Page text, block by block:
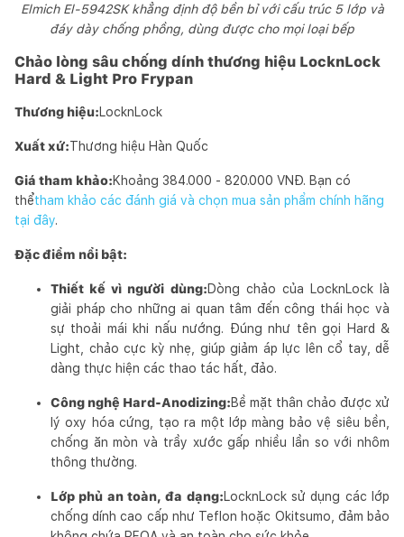
Elmich El-5942SK khẳng định độ bền bỉ với cấu trúc 5 lớp và
đáy dày chống phồng, dùng được cho mọi loại bếp
Chảo lòng sâu chống dính thương hiệu LocknLock
Hard & Light Pro Frypan
Thương hiệu:LocknLock
Xuất xứ:Thương hiệu Hàn Quốc
Giá tham khảo:Khoảng 384.000 - 820.000 VNĐ. Bạn có
thểtham khảo các đánh giá và chọn mua sản phẩm chính hãng
tại đây.
Đặc điểm nổi bật:
Thiết kế vì người dùng:Dòng chảo của LocknLock là
giải pháp cho những ai quan tâm đến công thái học và
sự thoải mái khi nấu nướng. Đúng như tên gọi Hard &
Light, chảo cực kỳ nhẹ, giúp giảm áp lực lên cổ tay, dễ
dàng thực hiện các thao tác hất, đảo.
Công nghệ Hard-Anodizing:Bề mặt thân chảo được xử
lý oxy hóa cứng, tạo ra một lớp màng bảo vệ siêu bền,
chống ăn mòn và trầy xước gấp nhiều lần so với nhôm
thông thường.
Lớp phủ an toàn, đa dạng:LocknLock sử dụng các lớp
chống dính cao cấp như Teflon hoặc Okitsumo, đảm bảo